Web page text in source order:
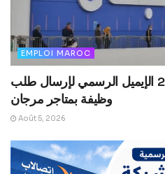
EMPLOI MAROC
العمل في مرجان 2026 الإيميل الرسمي لإرسال طلب
وظيفة بمتاجر مرجان
Août 5, 2026